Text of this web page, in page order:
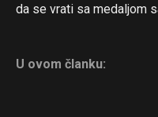
da se vrati sa medaljom
U ovom članku: